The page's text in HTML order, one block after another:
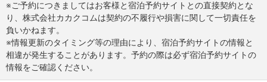
※ご予約につきましてはお客様と宿泊予約サイトとの直接契約とな
り、株式会社カカクコムは契約の不履行や損害に関して一切責任を
負いかねます。
※情報更新のタイミング等の理由により、宿泊予約サイトの情報と
相違が発生することがあります。予約の際は必ず宿泊予約サイトの
情報をご確認ください。